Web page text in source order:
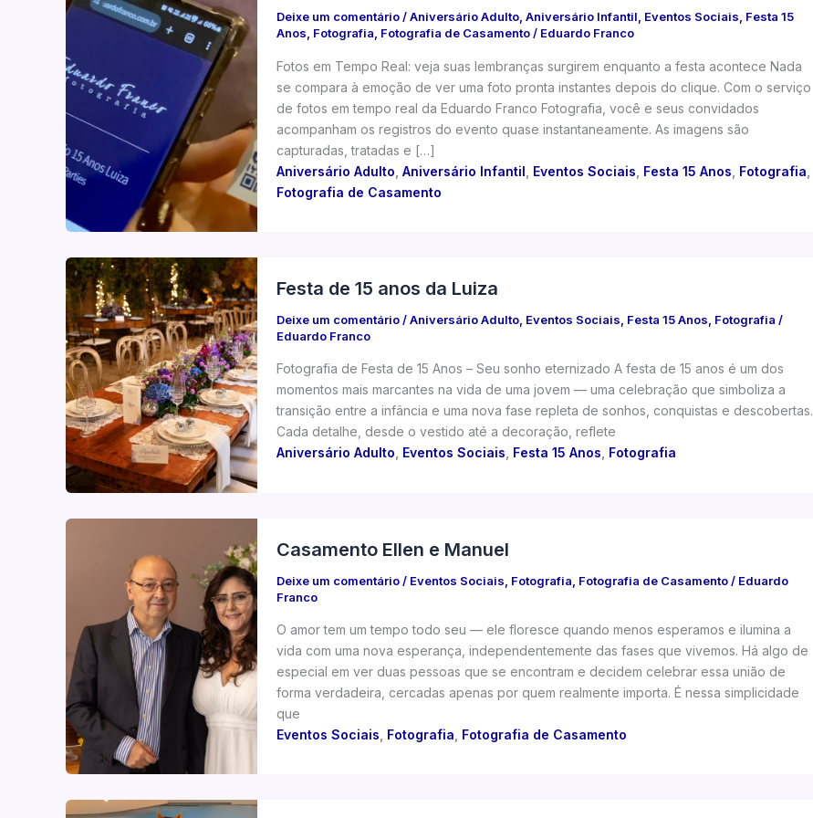
Deixe um comentário/Aniversário Adulto Aniversário Infantil Eventos Sociais Festa 15
Anos Fotografia Fotografia de Casamento/ Eduardo Franco
Fotos em Tempo Real: veja suas lembranças surgirem enquanto a festa acontece Nada
se compara à emoção de ver uma foto pronta instantes depois do clique. Com o serviço
de fotos em tempo real da Eduardo Franco Fotografia, você e seus convidados
acompanham os registros do evento quase instantaneamente. As imagens são
capturadas, tratadas e […]
Aniversário Adulto Aniversário Infantil Eventos Sociais Festa 15 Anos Fotografia
Fotografia de Casamento
Festa de 15 anos da Luiza
Deixe um comentário/Aniversário Adulto Eventos Sociais Festa 15 Anos Fotografia /
Eduardo Franco
Fotografia de Festa de 15 Anos – Seu sonho eternizado A festa de 15 anos é um dos
momentos mais marcantes na vida de uma jovem — uma celebração que simboliza a
transição entre a infância e uma nova fase repleta de sonhos, conquistas e descobertas.
Cada detalhe, desde o vestido até a decoração, reflete
Aniversário Adulto Eventos Sociais Festa 15 Anos Fotografia
Casamento Ellen e Manuel
Deixe um comentário/ Eventos Sociais Fotografia Fotografia de Casamento/ Eduardo
Franco
O amor tem um tempo todo seu — ele floresce quando menos esperamos e ilumina a
vida com uma nova esperança, independentemente das fases que vivemos. Há algo de
especial em ver duas pessoas que se encontram e decidem celebrar essa união de
forma verdadeira, cercadas apenas por quem realmente importa. É nessa simplicidade
que
Eventos Sociais Fotografia Fotografia de Casamento